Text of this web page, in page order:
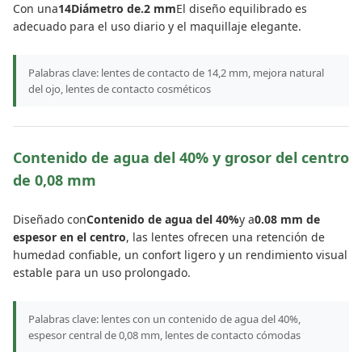
Con una14Diámetro de.2 mmEl diseño equilibrado es
adecuado para el uso diario y el maquillaje elegante.
Palabras clave: lentes de contacto de 14,2 mm, mejora natural
del ojo, lentes de contacto cosméticos
Contenido de agua del 40% y grosor del centro
de 0,08 mm
Diseñado conContenido de agua del 40%y a0.08 mm de
espesor en el centro, las lentes ofrecen una retención de
humedad confiable, un confort ligero y un rendimiento visual
estable para un uso prolongado.
Palabras clave: lentes con un contenido de agua del 40%,
espesor central de 0,08 mm, lentes de contacto cómodas